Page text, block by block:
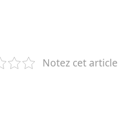
Notez cet article